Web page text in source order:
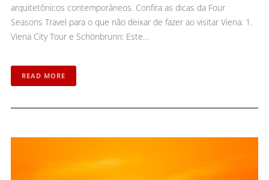
arquitetônicos contemporâneos. Confira as dicas da Four
Seasons Travel para o que não deixar de fazer ao visitar Viena: 1.
Viena City Tour e Schönbrunn: Este…
READ MORE